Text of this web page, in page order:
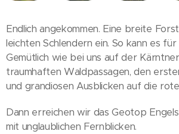
Endlich angekommen. Eine breite
leichten Schlendern ein. So kann es
Gemütlich wie bei uns auf der
traumhaften Waldpassagen, den
und grandiosen Ausblicken auf die
Dann erreichen wir das Geotop
mit unglaublichen Fernblicken.